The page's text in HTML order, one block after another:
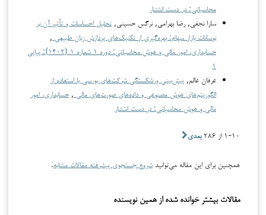
محاسباتی: در دست انتشار
سارا نجفی, رضا بهرامی, نرگس حسینی, تحلیل احساسات و تأثیر آن بر
نوسانات بازار سهام: بهره‌گیری از تکنیک‌های پردازش زبان طبیعی ,
حسابداری، امور مالی و هوش محاسباتی: دوره ۱ شماره ۱ (۱۴۰۲): پیاپی
۱
عرفان عالم, پیش‌بینی ورشکستگی شرکت‌های بورسی با استفاده از
الگوریتم‌های هوش مصنوعی و داده‌های صورت‌های مالی , حسابداری، امور
مالی و هوش محاسباتی: در دست انتشار
۱-۱۰ از ۲۸۶ بعدی
همچنین برای این مقاله می‌توانید شروع جستجوی پیشرفته مقالات مشابه.
مقالات بیشتر خوانده شده از همین نویسنده